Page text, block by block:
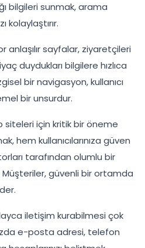
bilgileri sunmak, arama
kolaylaştırır.
anlaşılır sayfalar, ziyaretçileri
duydukları bilgilere hızlıca
bir navigasyon, kullanıcı
bir unsurdur.
siteleri için kritik bir öneme
hem kullanıcılarınıza güven
tarafından olumlu bir
güvenli bir ortamda
iletişim kurabilmesi çok
e-posta adresi, telefon